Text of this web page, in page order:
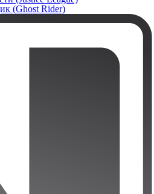
(Ghost Rider)